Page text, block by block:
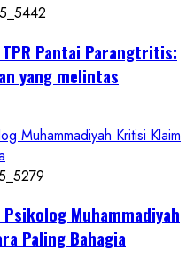
Pantai Parangtritis:
yang melintas
Muhammadiyah Kritisi Klaim
Muhammadiyah
Paling Bahagia